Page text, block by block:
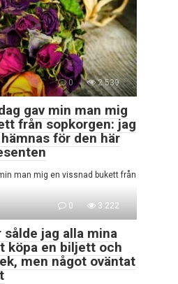
0 2 539
gav min man mig
från sopkorgen: jag
för den här
man mig en vissnad bukett från
0 3 222
sålde jag alla mina
köpa en biljett och
men något oväntat